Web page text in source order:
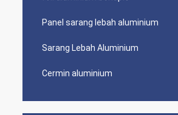
Panel sarang lebah aluminium
Sarang Lebah Aluminium
Cermin aluminium